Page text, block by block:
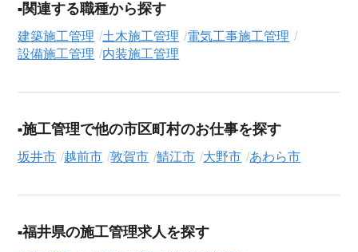
的にサポートします。この求人を含む
ビスだけの非公開求人です。
気になる求人がございましたら、まずは「求人紹介を依頼す
イザーが、これまでのご経歴やご希望を丁寧にヒアリングし、
職務経歴書の作成から面接対策、企業との条件交渉まで、転職
シニアジョブエージェントでは、豊富な求人情報の中から、あ
なたの希望に合ったお仕事を簡単に見つけられます。雇用形態
関連する職種から探す
建築施工管理 土木施工管理
電気工事施工管理
設備施工管理
内装施工管理
施工管理で他の市区町村のお仕事を探す
坂井市 越前市 敦賀市 鯖江市 大野市 あわら市
福井県の施工管理求人を探す